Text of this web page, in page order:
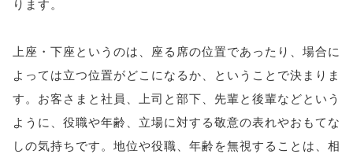
ります。
上座・下座というのは、座る席の位置であったり、場合に
よっては立つ位置がどこになるか、ということで決まりま
す。お客さまと社員、上司と部下、先輩と後輩などという
ように、役職や年齢、立場に対する敬意の表れやおもてな
しの気持ちです。地位や役職、年齢を無視することは、相